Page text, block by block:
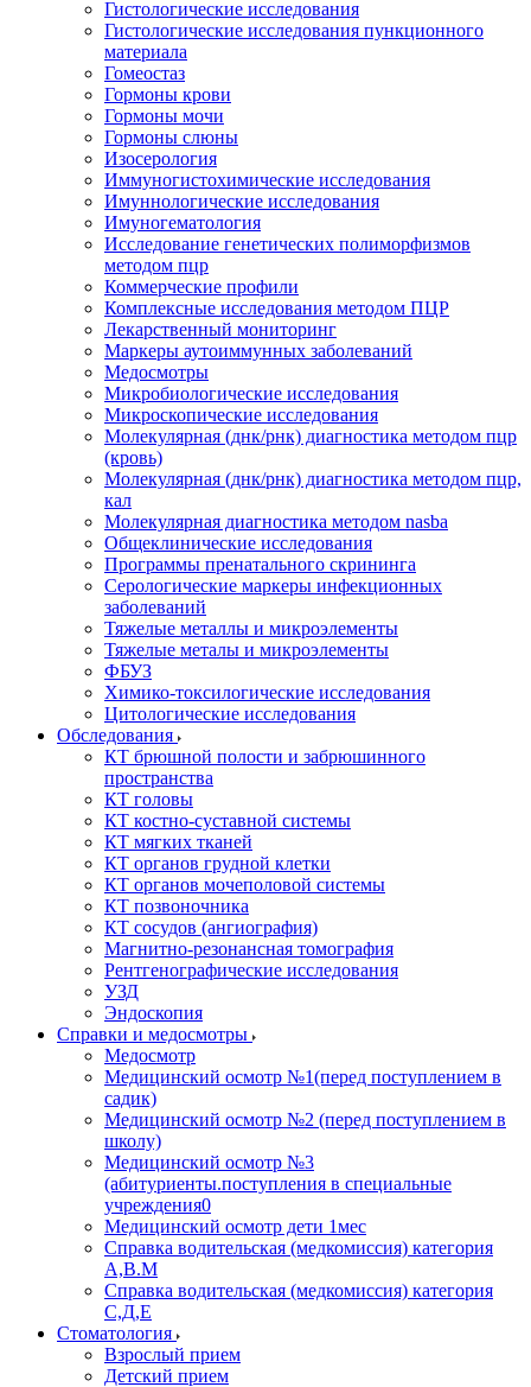
Гистологические исследования
Гистологические исследования пункционного
материала
Гомеостаз
Гормоны крови
Гормоны мочи
Гормоны слюны
Изосерология
Иммуногистохимические исследования
Имуннологические исследования
Имуногематология
Исследование генетических полиморфизмов
методом пцр
Коммерческие профили
Комплексные исследования методом ПЦР
Лекарственный мониторинг
Маркеры аутоиммунных заболеваний
Медосмотры
Микробиологические исследования
Микроскопические исследования
Молекулярная (днк/рнк) диагностика методом пцр
(кровь)
Молекулярная (днк/рнк) диагностика методом пцр,
кал
Молекулярная диагностика методом nasba
Общеклинические исследования
Программы пренатального скрининга
Серологические маркеры инфекционных
заболеваний
Тяжелые металлы и микроэлементы
Тяжелые металы и микроэлементы
ФБУЗ
Химико-токсилогические исследования
Цитологические исследования
Обследования
КТ брюшной полости и забрюшинного
пространства
КТ головы
КТ костно-суставной системы
КТ мягких тканей
КТ органов грудной клетки
КТ органов мочеполовой системы
КТ позвоночника
КТ сосудов (ангиография)
Магнитно-резонансная томография
Рентгенографические исследования
УЗД
Эндоскопия
Справки и медосмотры
Медосмотр
Медицинский осмотр №1(перед поступлением в
садик)
Медицинский осмотр №2 (перед поступлением в
школу)
Медицинский осмотр №3
(абитуриенты.поступления в специальные
учреждения0
Медицинский осмотр дети 1мес
Справка водительская (медкомиссия) категория
А,В.М
Справка водительская (медкомиссия) категория
С,Д,Е
Стоматология
Взрослый прием
Детский прием